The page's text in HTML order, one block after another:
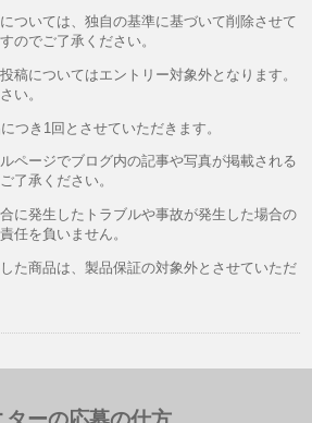
ついては、独自の基準に基づいて削除させて
のでご了承ください。
稿についてはエントリー対象外となります。
い。
つき1回とさせていただきます。
ページでブログ内の記事や写真が掲載される
了承ください。
に発生したトラブルや事故が発生した場合の
任を負いません。
た商品は、製品保証の対象外とさせていただ